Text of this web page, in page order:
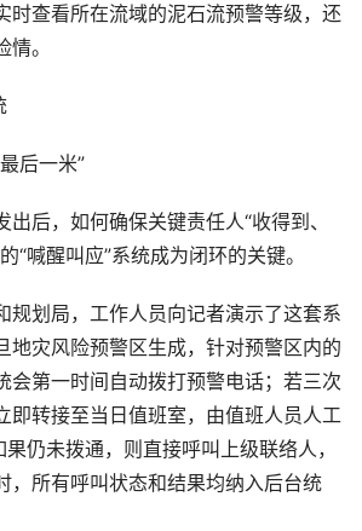
时查看所在流域的泥石流预警等级，还
。
后一米”
出后，如何确保关键责任人“收得到、
“喊醒叫应”系统成为闭环的关键。
规划局，工作人员向记者演示了这套系
地灾风险预警区生成，针对预警区内的
会第一时间自动拨打预警电话；若三次
即转接至当日值班室，由值班人员人工
仍未拨通，则直接呼叫上级联络人，
，所有呼叫状态和结果均纳入后台统